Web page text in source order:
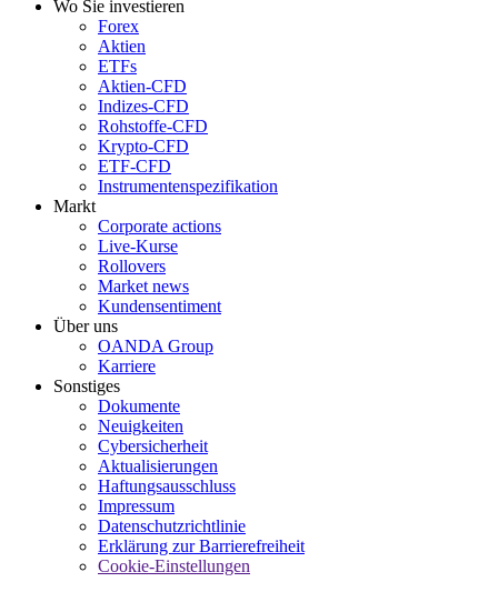
Wo Sie investieren
Forex
Aktien
ETFs
Aktien-CFD
Indizes-CFD
Rohstoffe-CFD
Krypto-CFD
ETF-CFD
Instrumentenspezifikation
Markt
Corporate actions
Live-Kurse
Rollovers
Market news
Kundensentiment
Über uns
OANDA Group
Karriere
Sonstiges
Dokumente
Neuigkeiten
Cybersicherheit
Aktualisierungen
Haftungsausschluss
Impressum
Datenschutzrichtlinie
Erklärung zur Barrierefreiheit
Cookie-Einstellungen